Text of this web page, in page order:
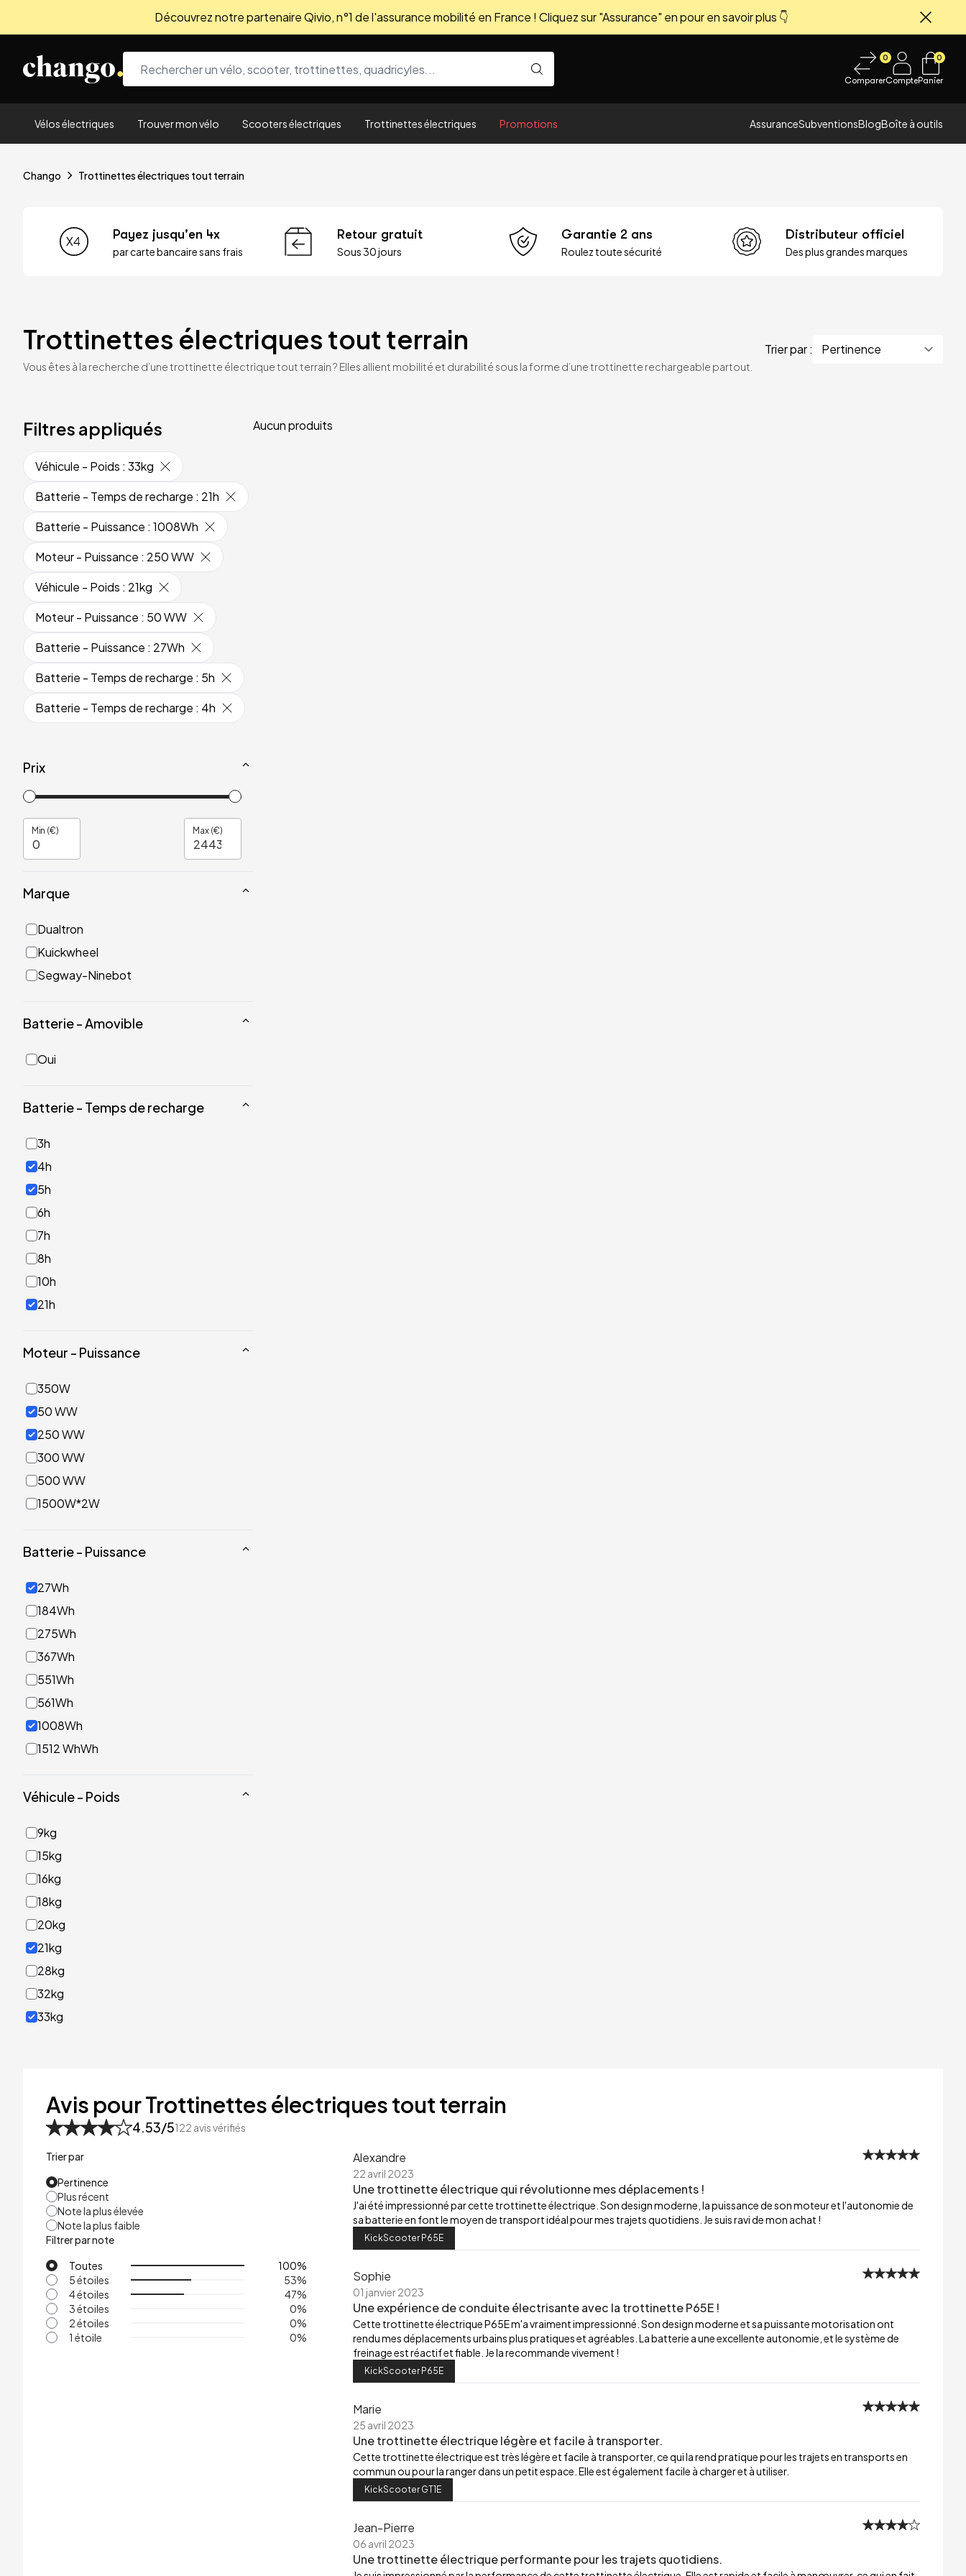
Découvrez notre partenaire Qivio, n°1 de l'assurance mobilité en France ! Cliquez sur "Assurance" en pour en savoir plus 👇
0
ComparerCompte
0
Panier
Vélos électriques Trouver mon vélo Scooters électriques Trottinettes électriques Promotions AssuranceSubventionsBlogBoîte à outils
Chango Trottinettes électriques tout terrain
Payez jusqu'en 4x
par carte bancaire sans frais
Retour gratuit
Sous 30 jours
Garantie 2 ans
Roulez toute sécurité
Distributeur officiel
Des plus grandes marques
Trottinettes électriques tout terrain
Vous êtes à la recherche d’une trottinette électrique tout terrain ? Elles allient mobilité et durabilité sous la forme d’une trottinette rechargeable partout.
Trier par :
Filtres appliqués
Véhicule - Poids : 33kg
Batterie - Temps de recharge : 21h
Batterie - Puissance : 1008Wh
Moteur - Puissance : 250 WW
Véhicule - Poids : 21kg
Moteur - Puissance : 50 WW
Batterie - Puissance : 27Wh
Batterie - Temps de recharge : 5h
Batterie - Temps de recharge : 4h
Prix
Min (€) Max (€)
Marque
Dualtron
Kuickwheel
Segway-Ninebot
Batterie - Amovible
Oui
Batterie - Temps de recharge
3h
4h
5h
6h
7h
8h
10h
21h
Moteur - Puissance
350W
50 WW
250 WW
300 WW
500 WW
1500W*2W
Batterie - Puissance
27Wh
184Wh
275Wh
367Wh
551Wh
561Wh
1008Wh
1512 WhWh
Véhicule - Poids
9kg
15kg
16kg
18kg
20kg
21kg
28kg
32kg
33kg
53kg
Aucun produits
Avis pour Trottinettes électriques tout terrain
4.53/5122 avis vérifiés
Trier par
Pertinence
Plus récent
Note la plus élevée
Note la plus faible
Filtrer par note
Toutes
100%
5 étoiles
53%
4 étoiles
47%
3 étoiles
0%
2 étoiles
0%
1 étoile
0%
Alexandre
22 avril 2023
Une trottinette électrique qui révolutionne mes déplacements !
J'ai été impressionné par cette trottinette électrique. Son design moderne, la puissance de son moteur et l'autonomie de
sa batterie en font le moyen de transport idéal pour mes trajets quotidiens. Je suis ravi de mon achat !
KickScooter P65E
Sophie
01 janvier 2023
Une expérience de conduite électrisante avec la trottinette P65E !
Cette trottinette électrique P65E m'a vraiment impressionné. Son design moderne et sa puissante motorisation ont
rendu mes déplacements urbains plus pratiques et agréables. La batterie a une excellente autonomie, et le système de
freinage est réactif et fiable. Je la recommande vivement !
KickScooter P65E
Marie
25 avril 2023
Une trottinette électrique légère et facile à transporter.
Cette trottinette électrique est très légère et facile à transporter, ce qui la rend pratique pour les trajets en transports en
commun ou pour la ranger dans un petit espace. Elle est également facile à charger et à utiliser.
KickScooter GT1E
Jean-Pierre
06 avril 2023
Une trottinette électrique performante pour les trajets quotidiens.